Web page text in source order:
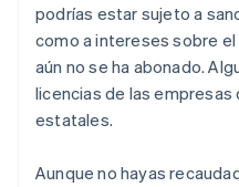
podrías estar sujeto a
como a intereses sobre
aún no se ha abonado.
licencias de las
estatales.
Aunque no hayas